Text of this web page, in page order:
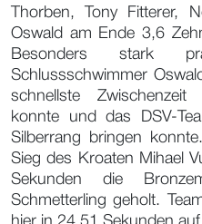
Thorben, Tony Fitterer,
Oswald am Ende 3,6
Besonders stark
Schlussschwimmer
schnellste
konnte und das DSV-
Silberrang bringen
Sieg des Kroaten Mihael
Sekunden die
Schmetterling geholt.
hier in 24,51 Sekunden